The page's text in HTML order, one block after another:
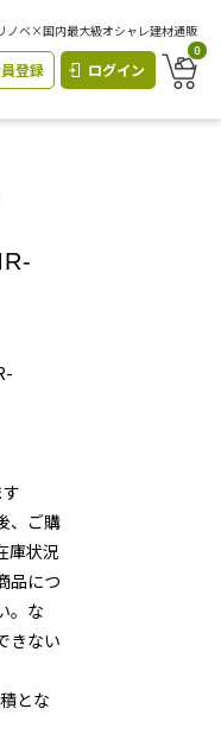
ノベ×国内最大級オシャレ建材通販
登録 ログイン
0
、ご購
庫状況
品につ
。な
きない
とな